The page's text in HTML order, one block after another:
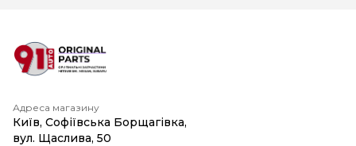
Адреса магазину
Київ, Софіївська Борщагівка,
вул. Щаслива, 50